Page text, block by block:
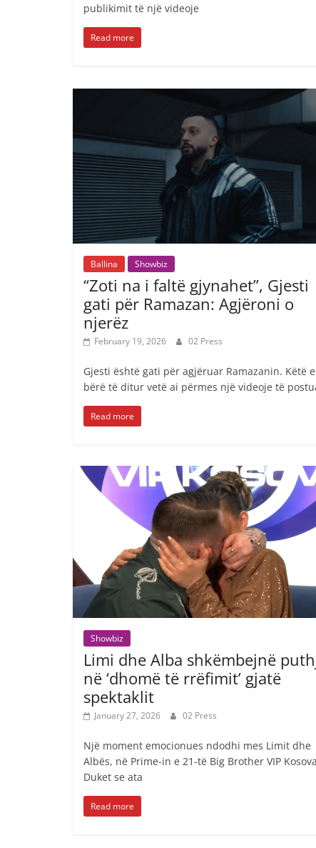
publikimit të një videoje
Read more
Ballina Showbiz
“Zoti na i faltë gjynahet”, Gjesti
gati për Ramazan: Agjëroni o
njerëz
February 19, 2026 02 Press
Gjesti është gati për agjëruar Ramazanin. Këtë
bërë të ditur vetë ai përmes një videoje të
Read more
Showbiz
Limi dhe Alba shkëmbejnë
në ‘dhomë të rrëfimit’ gjatë
spektaklit
January 27, 2026 02 Press
Një moment emocionues ndodhi mes Limit dhe
Albës, në Prime-in e 21-të Big Brother VIP
Duket se ata
Read more